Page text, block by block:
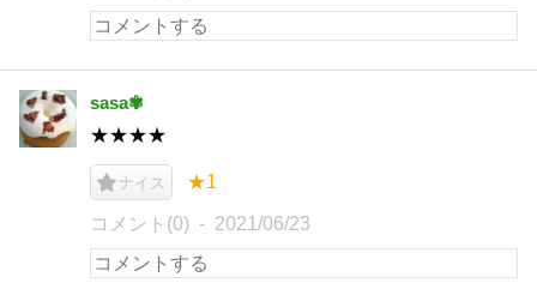
sasa✾
★★★★
ナイス ★1
コメント(0) 2021/06/23